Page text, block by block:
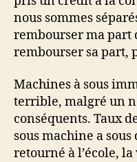
nous sommes
rembourser ma part
rembourser sa part,
Machines à sous
terrible, malgré un
conséquents. Taux
sous machine a
retourné à l’école, la